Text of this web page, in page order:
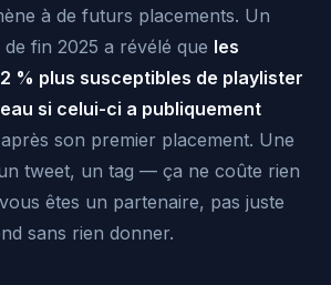
à de futurs placements. Un
fin 2025 a révélé que les
% plus susceptibles de playlister
si celui-ci a publiquement
après son premier placement. Une
tweet, un tag — ça ne coûte rien
êtes un partenaire, pas juste
sans rien donner.